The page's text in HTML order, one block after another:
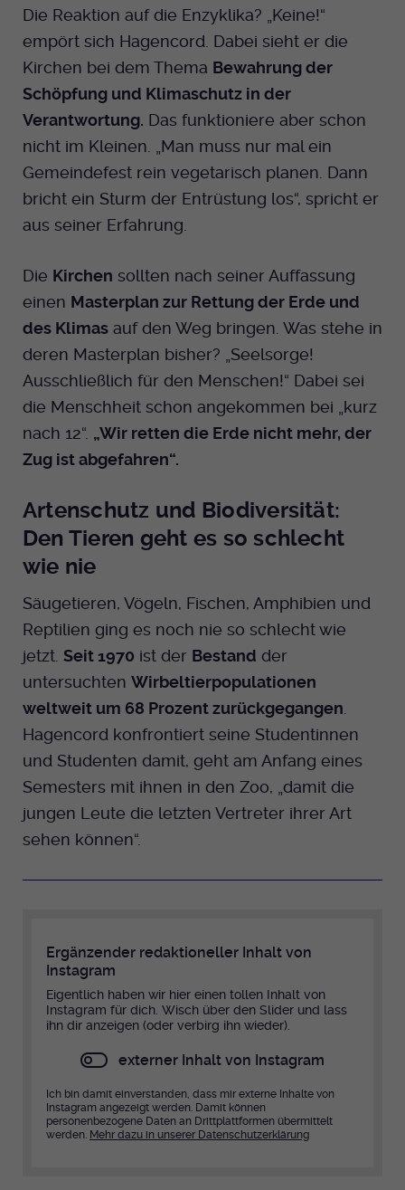
Die Reaktion auf die Enzyklika? „Keine!“
empört sich Hagencord. Dabei sieht er die
Kirchen bei dem Thema Bewahrung der
Schöpfung und Klimaschutz in der
Verantwortung. Das funktioniere aber schon
nicht im Kleinen. „Man muss nur mal ein
Gemeindefest rein vegetarisch planen. Dann
bricht ein Sturm der Entrüstung los“, spricht er
aus seiner Erfahrung.
Die Kirchen sollten nach seiner Auffassung
einen Masterplan zur Rettung der Erde und
des Klimas auf den Weg bringen. Was stehe in
deren Masterplan bisher? „Seelsorge!
Ausschließlich für den Menschen!“ Dabei sei
die Menschheit schon angekommen bei „kurz
nach 12“. „Wir retten die Erde nicht mehr, der
Zug ist abgefahren“.
Artenschutz und Biodiversität:
Den Tieren geht es so schlecht
wie nie
Säugetieren, Vögeln, Fischen, Amphibien und
Reptilien ging es noch nie so schlecht wie
jetzt. Seit 1970 ist der Bestand der
untersuchten Wirbeltierpopulationen
weltweit um 68 Prozent zurückgegangen
Hagencord konfrontiert seine Studentinnen
und Studenten damit, geht am Anfang eines
Semesters mit ihnen in den Zoo, „damit die
jungen Leute die letzten Vertreter ihrer Art
sehen können“.
Ergänzender redaktioneller Inhalt von
Instagram
Eigentlich haben wir hier einen tollen Inhalt von
Instagram für dich. Wisch über den Slider und lass
ihn dir anzeigen (oder verbirg ihn wieder).
externer Inhalt von Instagram
Ich bin damit einverstanden, dass mir externe Inhalte von
Instagram angezeigt werden. Damit können
personenbezogene Daten an Drittplattformen übermittelt
werden. Mehr dazu in unserer Datenschutzerklärung